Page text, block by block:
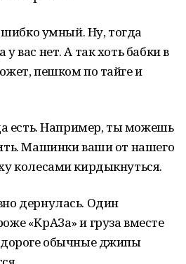
умный. Ну, тогда
вас нет. А так хоть бабки в
пешком по тайге и
есть. Например, ты можешь
Машинки ваши от нашего
колесами кирдыкнуться.
дернулась. Один
«КрАЗа» и груза вместе
обычные джипы